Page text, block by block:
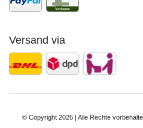
Versand via
© Copyright 2026 | Alle Rechte